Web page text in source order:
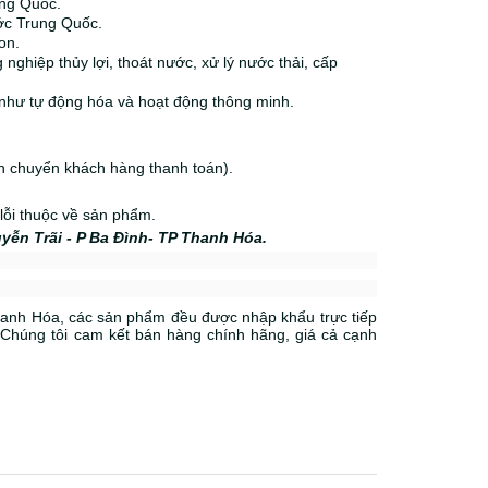
Trung Quốc.
thủy lợi, thoát nước, xử lý nước thải, cấp
tự động hóa và hoạt động thông minh.
khách hàng thanh toán).
thuộc về sản phẩm.
Trãi - P Ba Đình- TP Thanh Hóa.
Hóa, các sản phẩm đều được nhập khẩu trực tiếp
Chúng tôi cam kết bán hàng chính hãng, giá cả cạnh